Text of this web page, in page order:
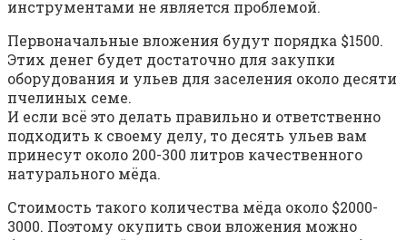
инструментами не является проблемой.
Первоначальные вложения будут порядка $1500.
Этих денег будет достаточно для закупки
оборудования и ульев для заселения около десяти
пчелиных семе.
И если всё это делать правильно и ответственно
подходить к своему делу, то десять ульев вам
принесут около 200-300 литров качественного
натурального мёда.
Стоимость такого количества мёда около $2000-
3000. Поэтому окупить свои вложения можно